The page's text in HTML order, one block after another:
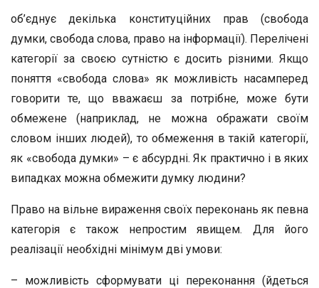
об’єднує декілька конституційних прав (свобода
думки, свобода слова, право на інформації). Перелічені
категорії за своєю сутністю є досить різними. Якщо
поняття «свобода слова» як можливість насамперед
говорити те, що вважаєш за потрібне, може бути
обмежене (наприклад, не можна ображати своїм
словом інших людей), то обмеження в такій категорії,
як «свобода думки» – є абсурдні. Як практично і в яких
випадках можна обмежити думку людини?
Право на вільне вираження своїх переконань як певна
категорія є також непростим явищем. Для його
реалізації необхідні мінімум дві умови:
– можливість сформувати ці переконання (йдеться